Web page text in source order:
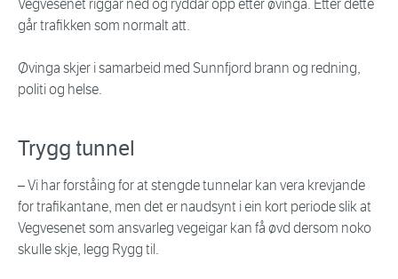
Vegvesenet riggar ned og ryddar opp etter øvinga. Etter dette
går trafikken som normalt att.
Øvinga skjer i samarbeid med Sunnfjord brann og redning,
politi og helse.
Trygg tunnel
– Vi har forståing for at stengde tunnelar kan vera krevjande
for trafikantane, men det er naudsynt i ein kort periode slik at
Vegvesenet som ansvarleg vegeigar kan få øvd dersom noko
skulle skje, legg Rygg til.